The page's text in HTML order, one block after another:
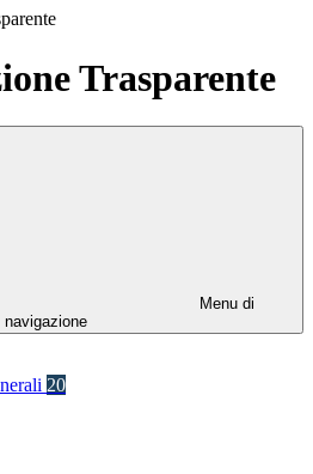
Trasparente
Menu di
navigazione
20